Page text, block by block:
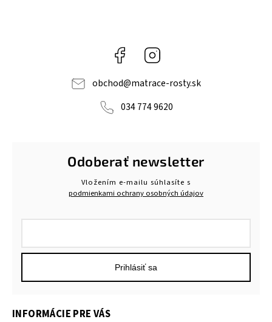
Facebook
obchod@matrace-rosty.sk
034 774 9620
Odoberať newsletter
Vložením e-mailu súhlasíte s
podmienkami ochrany osobných údajov
Prihlásiť sa
INFORMÁCIE PRE VÁS